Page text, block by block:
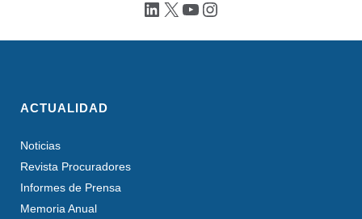
LinkedIn
X YouTube
Instagram
ACTUALIDAD
Noticias
Revista Procuradores
Informes de Prensa
Memoria Anual